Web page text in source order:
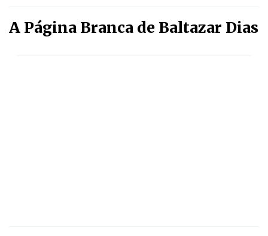
A Página Branca de Baltazar Dias